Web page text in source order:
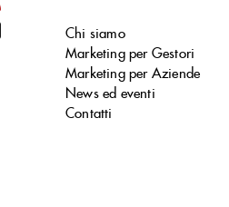
Chi siamo
Marketing per Gestori
Marketing per Aziende
News ed eventi
Contatti